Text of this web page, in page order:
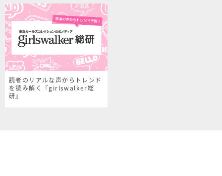
読者のリアルな声からトレンド
を読み解く『girlswalker総
研』